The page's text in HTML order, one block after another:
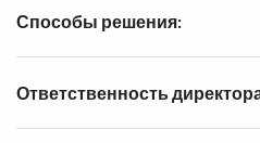
Способы решения:
Ответственность